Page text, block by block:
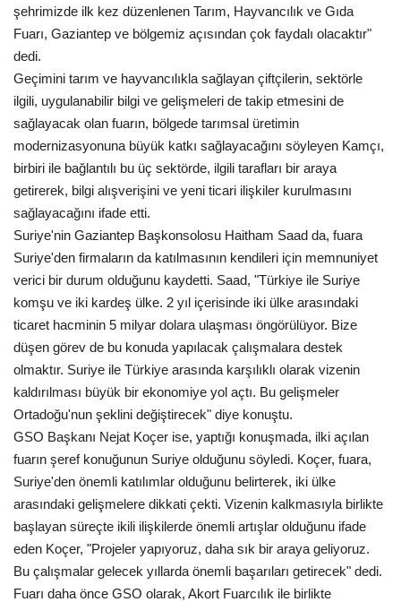
şehrimizde ilk kez düzenlenen Tarım, Hayvancılık ve Gıda
Fuarı, Gaziantep ve bölgemiz açısından çok faydalı olacaktır"
dedi.
Geçimini tarım ve hayvancılıkla sağlayan çiftçilerin, sektörle
ilgili, uygulanabilir bilgi ve gelişmeleri de takip etmesini de
sağlayacak olan fuarın, bölgede tarımsal üretimin
modernizasyonuna büyük katkı sağlayacağını söyleyen Kamçı,
birbiri ile bağlantılı bu üç sektörde, ilgili tarafları bir araya
getirerek, bilgi alışverişini ve yeni ticari ilişkiler kurulmasını
sağlayacağını ifade etti.
Suriye'nin Gaziantep Başkonsolosu Haitham Saad da, fuara
Suriye'den firmaların da katılmasının kendileri için memnuniyet
verici bir durum olduğunu kaydetti. Saad, "Türkiye ile Suriye
komşu ve iki kardeş ülke. 2 yıl içerisinde iki ülke arasındaki
ticaret hacminin 5 milyar dolara ulaşması öngörülüyor. Bize
düşen görev de bu konuda yapılacak çalışmalara destek
olmaktır. Suriye ile Türkiye arasında karşılıklı olarak vizenin
kaldırılması büyük bir ekonomiye yol açtı. Bu gelişmeler
Ortadoğu'nun şeklini değiştirecek" diye konuştu.
GSO Başkanı Nejat Koçer ise, yaptığı konuşmada, ilki açılan
fuarın şeref konuğunun Suriye olduğunu söyledi. Koçer, fuara,
Suriye'den önemli katılımlar olduğunu belirterek, iki ülke
arasındaki gelişmelere dikkati çekti. Vizenin kalkmasıyla birlikte
başlayan süreçte ikili ilişkilerde önemli artışlar olduğunu ifade
eden Koçer, "Projeler yapıyoruz, daha sık bir araya geliyoruz.
Bu çalışmalar gelecek yıllarda önemli başarıları getirecek" dedi.
Fuarı daha önce GSO olarak, Akort Fuarcılık ile birlikte